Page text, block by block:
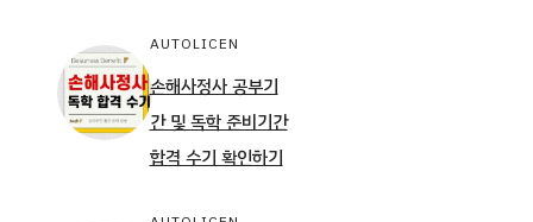
AUTOLICEN
손해사정사 공부기
간 및 독학 준비기간
합격 수기 확인하기